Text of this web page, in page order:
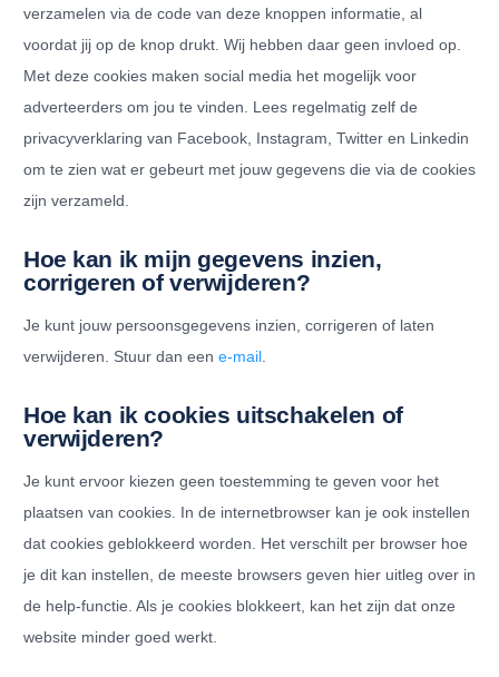
verzamelen via de code van deze knoppen informatie, al
voordat jij op de knop drukt. Wij hebben daar geen invloed op.
Met deze cookies maken social media het mogelijk voor
adverteerders om jou te vinden. Lees regelmatig zelf de
privacyverklaring van Facebook, Instagram, Twitter en Linkedin
om te zien wat er gebeurt met jouw gegevens die via de cookies
zijn verzameld.
Hoe kan ik mijn gegevens inzien,
corrigeren of verwijderen?
Je kunt jouw persoonsgegevens inzien, corrigeren of laten
verwijderen. Stuur dan een e-mail
Hoe kan ik cookies uitschakelen of
verwijderen?
Je kunt ervoor kiezen geen toestemming te geven voor het
plaatsen van cookies. In de internetbrowser kan je ook instellen
dat cookies geblokkeerd worden. Het verschilt per browser hoe
je dit kan instellen, de meeste browsers geven hier uitleg over in
de help-functie. Als je cookies blokkeert, kan het zijn dat onze
website minder goed werkt.